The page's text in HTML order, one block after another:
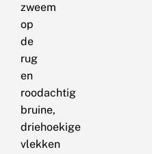
zweem
op
de
rug
en
roodachtig
bruine,
driehoekige
vlekken